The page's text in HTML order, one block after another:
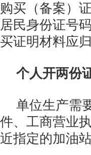
购买（备案）
居民身份证号
买证明材料应
个人开两份
单位生产需
件、工商营业
近指定的加油